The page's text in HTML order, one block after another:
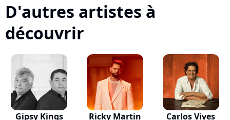
D'autres artistes à
découvrir
Gipsy Kings Ricky Martin Carlos Vives